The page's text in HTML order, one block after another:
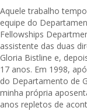
Aquele trabalho
equipe do
Fellowships
assistente das duas
Gloria Bistline e,
17 anos. Em 1998,
do Departamento de
minha própria
anos repletos de